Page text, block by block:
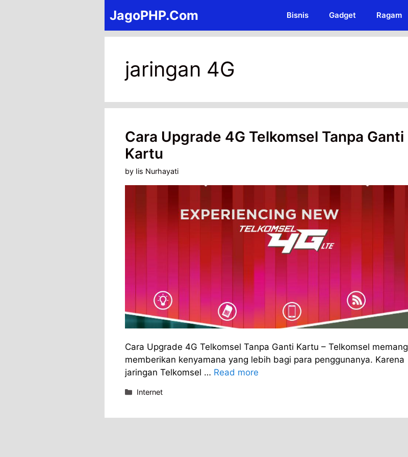
JagoPHP.Com Bisnis Gadget Ragam
jaringan 4G
Cara Upgrade 4G Telkomsel Tanpa Ganti
Kartu
by Iis Nurhayati
Cara Upgrade 4G Telkomsel Tanpa Ganti Kartu – Telkomsel memang
memberikan kenyamana yang lebih bagi para penggunanya. Karena
jaringan Telkomsel … Read more
Categories
Internet